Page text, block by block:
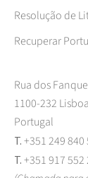
Resolução de
Recuperar
Rua dos
1100-232 Lisboa
Portugal
T. +351 249 840
T. +351 917 552